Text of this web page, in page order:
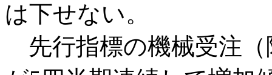
は下せない。
先行指標の機械受注（